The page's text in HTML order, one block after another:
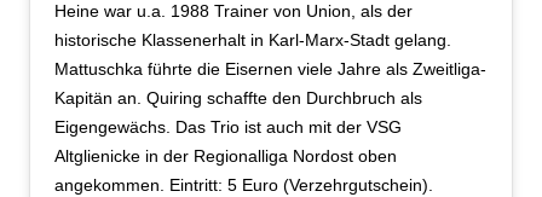
Heine war u.a. 1988 Trainer von Union, als der
historische Klassenerhalt in Karl-Marx-Stadt gelang.
Mattuschka führte die Eisernen viele Jahre als Zweitliga-
Kapitän an. Quiring schaffte den Durchbruch als
Eigengewächs. Das Trio ist auch mit der VSG
Altglienicke in der Regionalliga Nordost oben
angekommen. Eintritt: 5 Euro (Verzehrgutschein).